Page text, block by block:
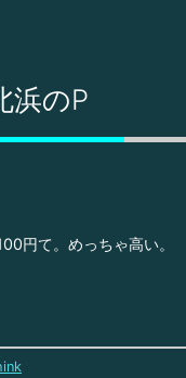
浜のP
円て。めっちゃ高い。